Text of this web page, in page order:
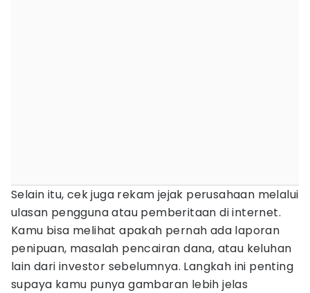
Selain itu, cek juga rekam jejak perusahaan melalui
ulasan pengguna atau pemberitaan di internet.
Kamu bisa melihat apakah pernah ada laporan
penipuan, masalah pencairan dana, atau keluhan
lain dari investor sebelumnya. Langkah ini penting
supaya kamu punya gambaran lebih jelas